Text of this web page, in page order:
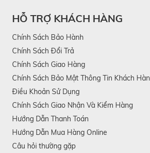
Lưu ý sạc pin máy massage mắt
Địa chỉ mua máy
E3 Pro chính hãng
gồm:
01 x Máy massage mắt SKG E3
HỖ TRỢ KHÁCH HÀNG
Chính Sách Bảo Hành
Chính Sách Đổi Trả
Chính Sách Giao Hàng
Chính Sách Bảo Mật Thông Tin Khách
Điều Khoản Sử Dụng
Chính Sách Giao Nhận Và Kiểm Hàng
Hướng Dẫn Thanh Toán
Hướng Dẫn Mua Hàng Online
Câu hỏi thường gặp